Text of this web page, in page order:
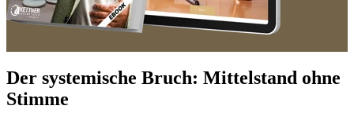
Der systemische Bruch: Mittelstand ohne
Stimme